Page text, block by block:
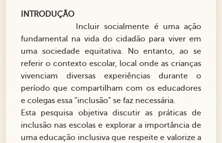
INTRODUÇÃO
Incluir socialmente é uma ação
fundamental na vida do cidadão para viver em
uma sociedade equitativa. No entanto, ao se
referir o contexto escolar, local onde as crianças
vivenciam diversas experiências durante o
período que compartilham com os educadores
e colegas essa “inclusão” se faz necessária.
Esta pesquisa objetiva discutir as práticas de
inclusão nas escolas e explorar a importância de
uma educação inclusiva que respeite e valorize a